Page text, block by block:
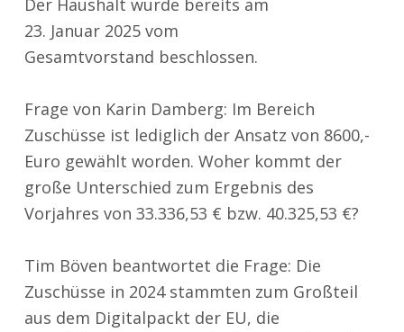
Der Haushalt wurde bereits am
23. Januar 2025 vom
Gesamtvorstand beschlossen.
Frage von Karin Damberg: Im Bereich
Zuschüsse ist lediglich der Ansatz von 8600,-
Euro gewählt worden. Woher kommt der
große Unterschied zum Ergebnis des
Vorjahres von 33.336,53 € bzw. 40.325,53 €?
Tim Böven beantwortet die Frage: Die
Zuschüsse in 2024 stammten zum Großteil
aus dem Digitalpackt der EU, die